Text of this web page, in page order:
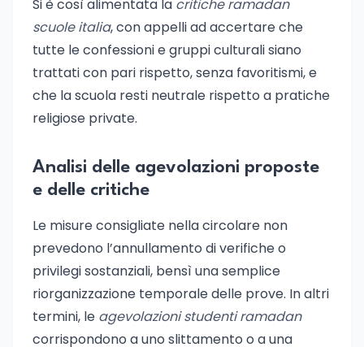
Si è così alimentata la critiche ramadan
scuole italia, con appelli ad accertare che
tutte le confessioni e gruppi culturali siano
trattati con pari rispetto, senza favoritismi, e
che la scuola resti neutrale rispetto a pratiche
religiose private.
Analisi delle agevolazioni proposte
e delle critiche
Le misure consigliate nella circolare non
prevedono l’annullamento di verifiche o
privilegi sostanziali, bensì una semplice
riorganizzazione temporale delle prove. In altri
termini, le agevolazioni studenti ramadan
corrispondono a uno slittamento o a una